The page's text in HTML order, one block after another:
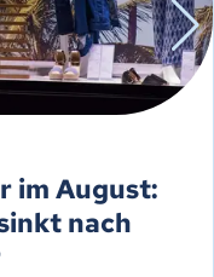
im August:
nach